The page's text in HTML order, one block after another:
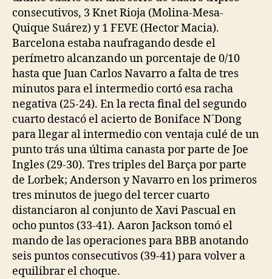
consecutivos, 3 Knet Rioja (Molina-Mesa-
Quique Suárez) y 1 FEVE (Hector Macia).
Barcelona estaba naufragando desde el
perímetro alcanzando un porcentaje de 0/10
hasta que Juan Carlos Navarro a falta de tres
minutos para el intermedio cortó esa racha
negativa (25-24). En la recta final del segundo
cuarto destacó el acierto de Boniface N´Dong
para llegar al intermedio con ventaja culé de un
punto trás una última canasta por parte de Joe
Ingles (29-30). Tres triples del Barça por parte
de Lorbek; Anderson y Navarro en los primeros
tres minutos de juego del tercer cuarto
distanciaron al conjunto de Xavi Pascual en
ocho puntos (33-41). Aaron Jackson tomó el
mando de las operaciones para BBB anotando
seis puntos consecutivos (39-41) para volver a
equilibrar el choque.